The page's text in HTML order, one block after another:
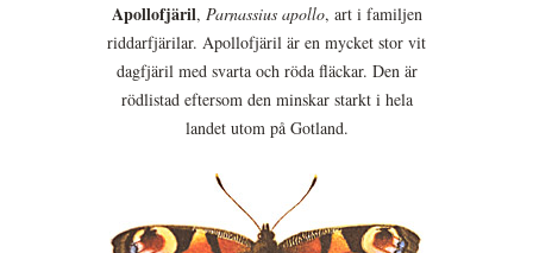
Apollofjäril, Parnassius apollo, art i familjen
riddarfjärilar. Apollofjäril är en mycket stor vit
dagfjäril med svarta och röda fläckar. Den är
rödlistad eftersom den minskar starkt i hela
landet utom på Gotland.